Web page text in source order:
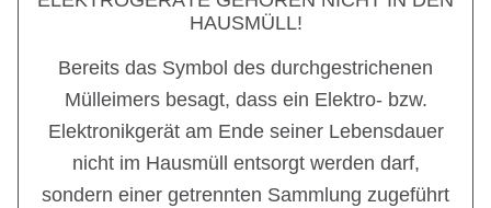
HAUSMÜLL!
Bereits das Symbol des durchgestrichenen
Mülleimers besagt, dass ein Elektro- bzw.
Elektronikgerät am Ende seiner Lebensdauer
nicht im Hausmüll entsorgt werden darf,
sondern einer getrennten Sammlung zugeführt